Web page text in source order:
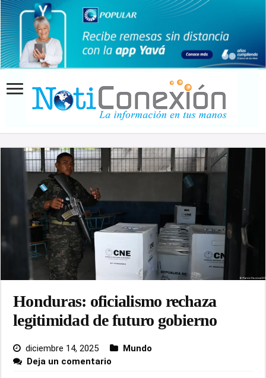
Honduras: oficialismo rechaza
legitimidad de futuro gobierno
diciembre 14, 2025
Mundo
Deja un comentario